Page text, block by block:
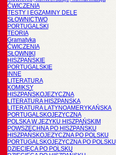
ĆWICZENIA
TESTY I EGZAMINY DELE
SŁOWNICTWO
PORTUGALSKI
TEORIA
Gramatyka
ĆWICZENIA
SŁOWNIKI
HISZPAŃSKIE
PORTUGALSKIE
INNE
LITERATURA
KOMIKSY
HISZPAŃSKOJĘZYCZNA
LITERATURA HISZPANSKA
LITERATURA LATYNOAMERYKAŃSKA
PORTUGALSKOJĘZYCZNA
POLSKA W JĘZYKU HISZPAŃSKIM
POWSZECHNA PO HISZPAŃSKU
HISZPAŃSKOJĘZYCZNA PO POLSKU
PORTUGALSKOJĘZYCZNA PO POLSKU
DZIECIĘCA PO POLSKU